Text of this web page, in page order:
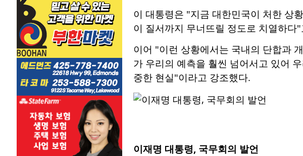
이 대통령은 "지금 대한민국이 처한 상
이 질서까지 무너뜨릴 정도로 치열하다
이어 "이런 상황에서는 국내의 단합과
가 우리의 예측을 훨씬 넘어서고 있어
중한 현실"이라고 강조했다.
이재명 대통령, 국무회의 발언